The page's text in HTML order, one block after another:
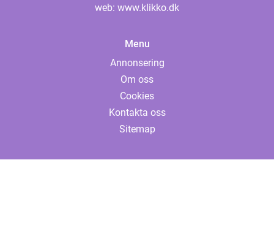
web: www.klikko.dk
Menu
Annonsering
Om oss
Cookies
Kontakta oss
Sitemap